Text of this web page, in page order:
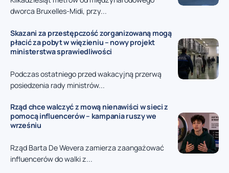
dworca Bruxelles-Midi, przy...
Skazani za przestępczość zorganizowaną mogą
płacić za pobyt w więzieniu – nowy projekt
ministerstwa sprawiedliwości
Podczas ostatniego przed wakacyjną przerwą
posiedzenia rady ministrów...
Rząd chce walczyć z mową nienawiści w sieci z
pomocą influencerów – kampania ruszy we
wrześniu
Rząd Barta De Wevera zamierza zaangażować
influencerów do walki z...